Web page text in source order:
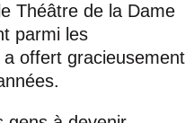
Théâtre de la Dame
parmi les
offert gracieusement